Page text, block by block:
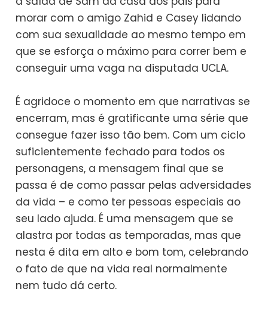
morar com o amigo Zahid e Casey lidando
com sua sexualidade ao mesmo tempo em
que se esforça o máximo para correr bem e
conseguir uma vaga na disputada UCLA.
É agridoce o momento em que narrativas se
encerram, mas é gratificante uma série que
consegue fazer isso tão bem. Com um ciclo
suficientemente fechado para todos os
personagens, a mensagem final que se
passa é de como passar pelas adversidades
da vida – e como ter pessoas especiais ao
seu lado ajuda. É uma mensagem que se
alastra por todas as temporadas, mas que
nesta é dita em alto e bom tom, celebrando
o fato de que na vida real normalmente
nem tudo dá certo.